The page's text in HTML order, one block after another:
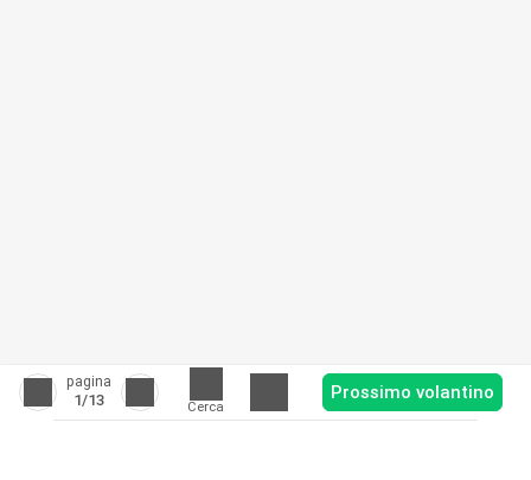
pagina
1/13 Cerca
Prossimo volantino